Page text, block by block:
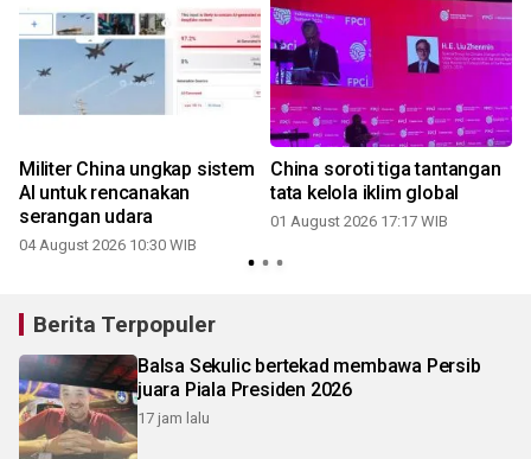
Militer China ungkap sistem
AI untuk rencanakan
serangan udara
04 August 2026 10:30 WIB
China soroti tiga tantangan
tata kelola iklim global
01 August 2026 17:17 WIB
Berita Terpopuler
Balsa Sekulic bertekad membawa Persib
juara Piala Presiden 2026
17 jam lalu